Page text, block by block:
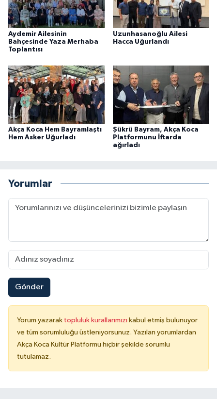
Aydemir Ailesinin
Bahçesinde Yaza Merhaba
Toplantısı
Uzunhasanoğlu Ailesi
Hacca Uğurlandı
Akça Koca Hem Bayramlaştı
Hem Asker Uğurladı
Şükrü Bayram, Akça Koca
Platformunu İftarda
ağırladı
Yorumlar
Gönder
Yorum yazarak topluluk kurallarımızı kabul etmiş bulunuyor
ve tüm sorumluluğu üstleniyorsunuz. Yazılan yorumlardan
Akça Koca Kültür Platformu hiçbir şekilde sorumlu
tutulamaz.